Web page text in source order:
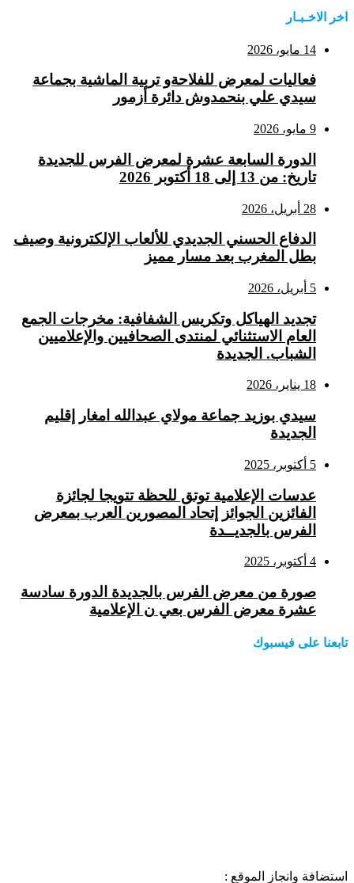
اخر الاخـبـار
14 مايو، 2026
فعاليات لمعرض للفلاحةو تربية الماشية بجماعة
سيدي علي بنحمدوش دائرة أزمور
9 مايو، 2026
الدورة السابعة عشرة لمعرض الفرس للجديدة
تاريخ: من 13 إلى 18 أكتوبر 2026
28 أبريل، 2026
الدفاع الحسني الجديدي للألعاب الإلكترونية وصيف
بطل المغرب بعد مسار مميز
5 أبريل، 2026
تجديد الهياكل وتكريس الشفافية: مخرجات الجمع
العام الاستثنائي لمنتدى الصحافيين والإعلاميين
الشباب. الجديدة
18 يناير، 2026
سيدي بوزيد جماعة مولاي عبدالله امغار إقليم
الجديدة
5 أكتوبر، 2025
عدسات الإعلامية توتق للحظة تتويجا لجائزة
الفائزين الجوائز إتحاد المصورين العرب بمعرض
الفرس بالجديــدة
4 أكتوبر، 2025
صورة من معرض الفرس بالجديدة الدورة سادسة
عشرة معرض الفرس بعي ن الإعلامية
تابعنا على فيسبوك
استضافة وانجاز الموقع :